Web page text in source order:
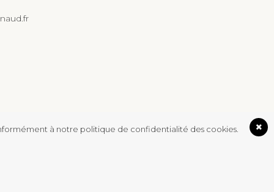
à notre politique de confidentialité des cookies.